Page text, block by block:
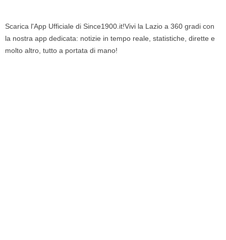
Scarica l'App Ufficiale di Since1900.it!Vivi la Lazio a 360 gradi con
la nostra app dedicata: notizie in tempo reale, statistiche, dirette e
molto altro, tutto a portata di mano!